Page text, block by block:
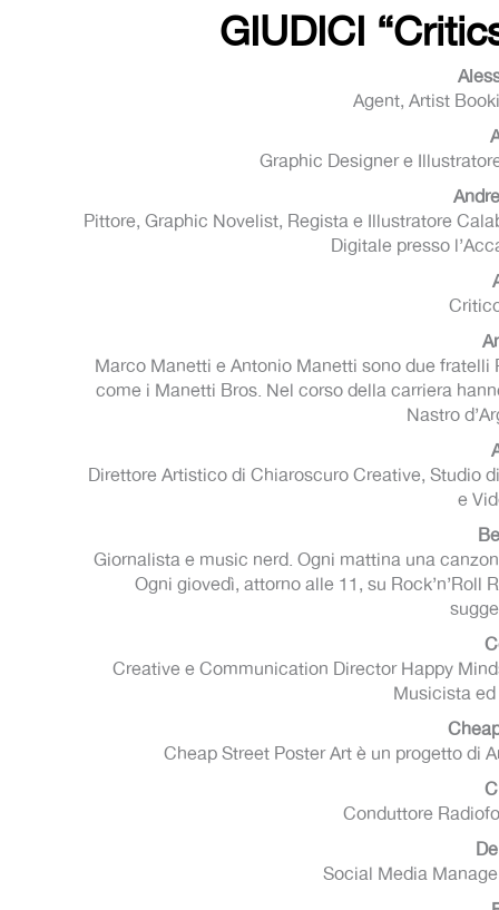
GIUDICI
Agent, Artist
Graphic Designer e
Pittore, Graphic Novelist, Regista e Illustratore
Digitale presso
Marco Manetti e Antonio Manetti sono due
come i Manetti Bros. Nel corso della carriera
Nastro
Direttore Artistico di Chiaroscuro Creative, Studio
e
Giornalista e music nerd. Ogni mattina una
Ogni giovedì, attorno alle 11, su
Creative e Communication Director Happy
Musicista
Cheap Street Poster Art è un progetto di
Conduttore
Social Media